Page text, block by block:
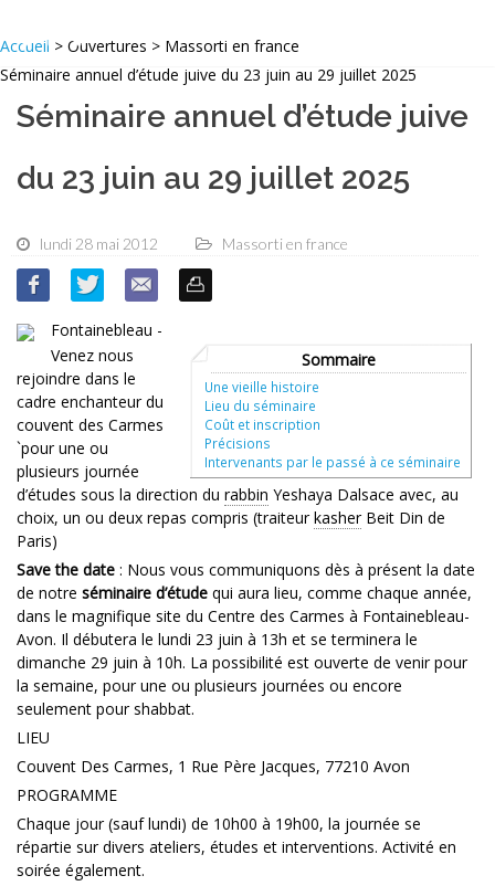
Accueil > Ouvertures > Massorti en france
Séminaire annuel d’étude juive du 23 juin au 29 juillet 2025
Séminaire annuel d’étude juive
du 23 juin au 29 juillet 2025
lundi 28 mai 2012 Massorti en france
Fontainebleau -
Sommaire
Une vieille histoire
Lieu du séminaire
Coût et inscription
Précisions
Intervenants par le passé à ce séminaire
Venez nous
rejoindre dans le
cadre enchanteur du
couvent des Carmes
`pour une ou
plusieurs journée
d’études sous la direction du rabbin Yeshaya Dalsace avec, au
choix, un ou deux repas compris (traiteurkasherBeit Din de
Paris)
Save the date : Nous vous communiquons dès à présent la date
de notre séminaire d’étude qui aura lieu, comme chaque année,
dans le magnifique site du Centre des Carmes à Fontainebleau-
Avon. Il débutera le lundi 23 juin à 13h et se terminera le
dimanche 29 juin à 10h. La possibilité est ouverte de venir pour
la semaine, pour une ou plusieurs journées ou encore
seulement pour shabbat.
LIEU
Couvent Des Carmes, 1 Rue Père Jacques, 77210 Avon
PROGRAMME
Chaque jour (sauf lundi) de 10h00 à 19h00, la journée se
répartie sur divers ateliers, études et interventions. Activité en
soirée également.